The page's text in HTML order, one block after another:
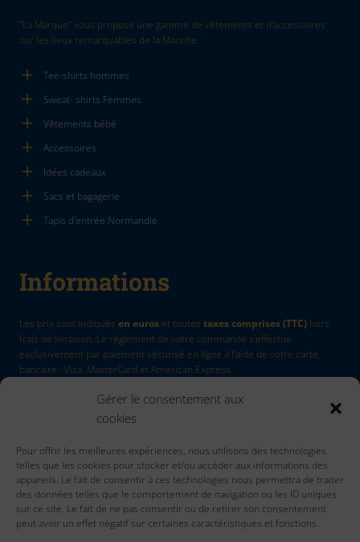
Gérer le consentement aux
cookies
Pour offrir les meilleures expériences, nous utilisons des technologies
telles que les cookies pour stocker et/ou accéder aux informations des
appareils. Le fait de consentir à ces technologies nous permettra de traiter
des données telles que le comportement de navigation ou les ID uniques
sur ce site. Le fait de ne pas consentir ou de retirer son consentement
peut avoir un effet négatif sur certaines caractéristiques et fonctions.
"La Marque" vous propose une gamme de vêtements et d'accessoires
sur les lieux remarquables de la Manche.
Tee-shirts hommes
Sweat- shirts Femmes
Vêtements bébé
Accessoires
Idées cadeaux
Sacs et bagagerie
Tapis d'entrée Normandie
Informations
Les prix sont indiqués en euros et toutes taxes comprises (TTC) hors
frais de livraison. Le règlement de votre commande s’effectue
exclusivement par paiement sécurisé en ligne à l’aide de votre carte
bancaire : Visa, MasterCard et American Express.
by Quadri7
Contactez nous
Accueil